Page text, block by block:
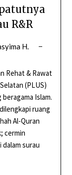
R&R
H.
Rehat & Rawat
(PLUS)
Islam.
ruang
Al-Quran
cermin
surau